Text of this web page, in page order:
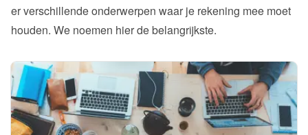
er verschillende onderwerpen waar je rekening mee moet